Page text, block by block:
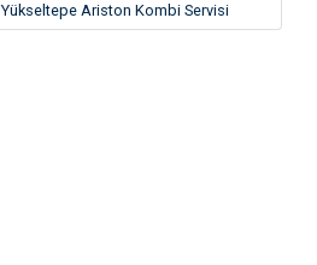
Yükseltepe Ariston Kombi Servisi